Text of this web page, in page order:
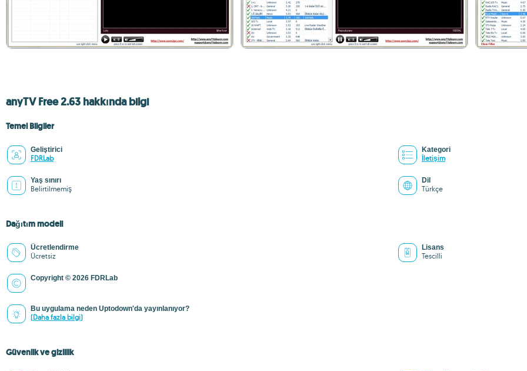
anyTV Free 2.63 hakkında bilgi
Temel Bilgiler
Geliştirici
FDRLab
Kategori
İletişim
Yaş sınırı
Belirtilmemiş
Dil
Türkçe
Dağıtım modeli
Ücretlendirme
Ücretsiz
Lisans
Tescilli
Copyright © 2026 FDRLab
Bu uygulama neden Uptodown'da yayınlanıyor?
(Daha fazla bilgi)
Güvenlik ve gizlilik